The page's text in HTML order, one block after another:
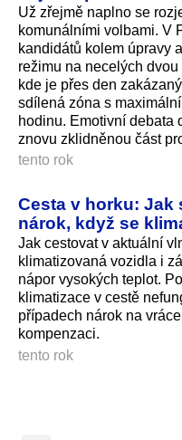
Už zřejmě naplno se
komunálními volbami. V
kandidátů kolem úpravy
režimu na necelých
kde je přes den
sdílená zóna s
hodinu. Emotivní debata
znovu zklidněnou část
tento rok
Cesta v horku: Jak
nárok, když se
Jak cestovat v aktuální
klimatizovaná vozidla i
nápor vysokých teplot.
klimatizace v cestě
případech nárok na
kompenzaci.
tento rok